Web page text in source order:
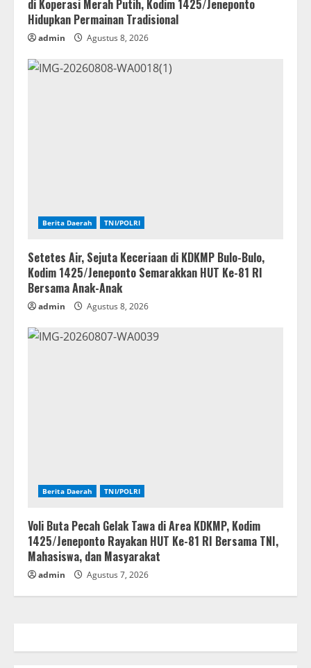
di Koperasi Merah Putih, Kodim 1425/Jeneponto
Hidupkan Permainan Tradisional
admin Agustus 8, 2026
Berita Daerah TNI/POLRI
Setetes Air, Sejuta Keceriaan di KDKMP Bulo-Bulo,
Kodim 1425/Jeneponto Semarakkan HUT Ke-81 RI
Bersama Anak-Anak
admin Agustus 8, 2026
Berita Daerah TNI/POLRI
Voli Buta Pecah Gelak Tawa di Area KDKMP, Kodim
1425/Jeneponto Rayakan HUT Ke-81 RI Bersama TNI,
Mahasiswa, dan Masyarakat
admin Agustus 7, 2026